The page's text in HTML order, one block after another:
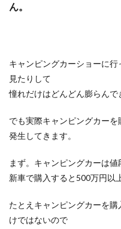
ん。
キャンピングカーショーに
見たりして
憧れだけはどんどん膨らんで
でも実際キャンピングカー
発生してきます。
まず。キャンピングカーは値
新車で購入すると500万円以
たとえキャンピングカーを
けではないので